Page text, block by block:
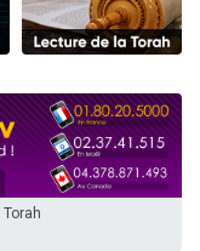
13 personnes viennent de demander une bénédiction
pour Sauvez la jambe de Yohan
en groupe sur Zoom
Torah-Box Music
3 personnes viennent de nous rejoindre sur WhatsApp
Torah-Box Music